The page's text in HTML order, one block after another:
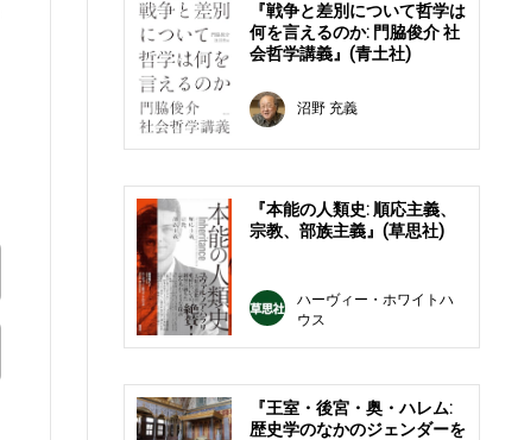
『戦争と差別について哲学は
何を言えるのか: 門脇俊介 社
会哲学講義』(青土社)
沼野 充義
『本能の人類史: 順応主義、
宗教、部族主義』(草思社)
ハーヴィー・ホワイトハ
ウス
『王室・後宮・奥・ハレム:
歴史学のなかのジェンダーを